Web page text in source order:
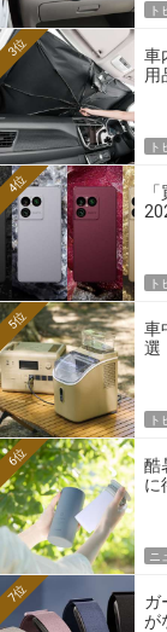
ト
車
用
3位
ト
4位
ト
車
選
5位
ト
酷
に
6位
ニ
ガ
が
7位